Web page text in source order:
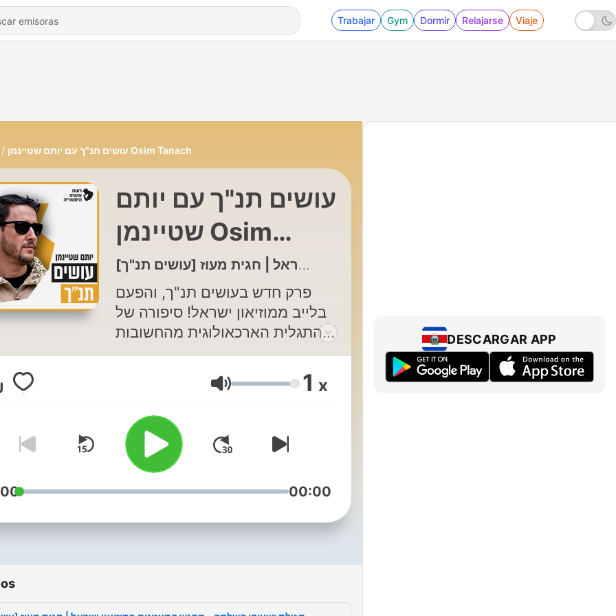
Trabajar Gym Dormir Relajarse Viaje
עושים תנ"ך עם יותם שטיינמן Osim Tanach
עושים תנ"ך עם יותם
שטיינמן Osim
Tanach
פרק חדש בעושים תנ"ך, והפעם
בלייב ממוזיאון ישראל! סיפורה של
התגלית הארכאולוגית מהחשובות
ביותר שנמצאה בארץ: מגילת
ישעיהו השלמה. כתב יד מקראי בן
יותר מ-2,200 שנה, שנפרש לאורך
שבעה מטרים ומסתיר מאחוריו
איך נמצאה המגילה? מה באמת
קרה במערות קומראן, ומה החלק
של העז הפלאית והאבן שנזרקה
מבית לחם ודמשק, דרך הפלגה
בהמשך ניגע במבנה של היכל
Volumen 1 x
00:00
DESCARGAR APP